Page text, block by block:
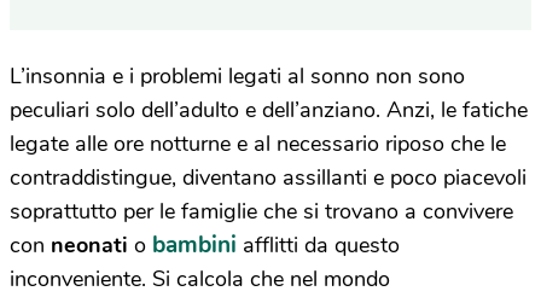
L’insonnia e i problemi legati al sonno non sono
peculiari solo dell’adulto e dell’anziano. Anzi, le fatiche
legate alle ore notturne e al necessario riposo che le
contraddistingue, diventano assillanti e poco piacevoli
soprattutto per le famiglie che si trovano a convivere
con neonati o bambini afflitti da questo
inconveniente. Si calcola che nel mondo